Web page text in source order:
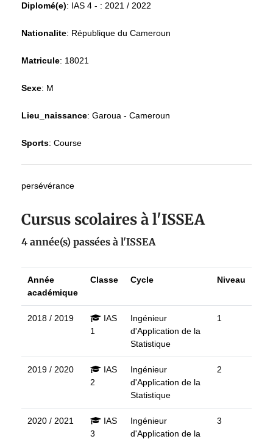
Diplomé(e): IAS 4 - : 2021 / 2022
Nationalite: République du Cameroun
Matricule: 18021
Sexe: M
Lieu_naissance: Garoua - Cameroun
Sports: Course
persévérance
Cursus scolaires à l'ISSEA
4 année(s) passées à l'ISSEA
Année
académique
Classe Cycle Niveau
2018 / 2019
IAS
1
Ingénieur
d'Application de la
Statistique
1
2019 / 2020
IAS
2
Ingénieur
d'Application de la
Statistique
2
2020 / 2021
IAS
3
Ingénieur
d'Application de la
3